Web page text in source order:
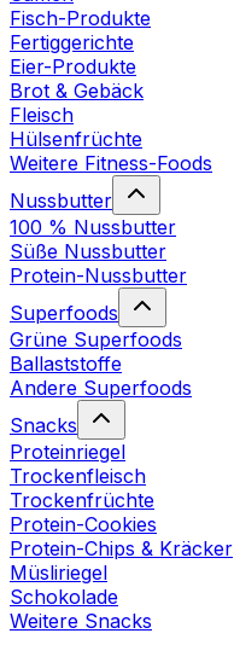
Fisch-Produkte
Fertiggerichte
Eier-Produkte
Brot & Gebäck
Fleisch
Hülsenfrüchte
Weitere Fitness-Foods
Nussbutter
100 % Nussbutter
Süße Nussbutter
Protein-Nussbutter
Superfoods
Grüne Superfoods
Ballaststoffe
Andere Superfoods
Snacks
Proteinriegel
Trockenfleisch
Trockenfrüchte
Protein-Cookies
Protein-Chips & Kräcker
Müsliriegel
Schokolade
Weitere Snacks